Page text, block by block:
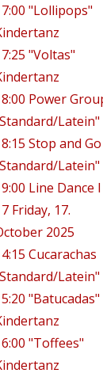
"Lollipops"
"Voltas"
Power
Latein"
Stop and Go
Latein"
Line Dance I
Friday, 17.
2025
Cucarachas
Latein"
"Batucadas"
"Toffees"